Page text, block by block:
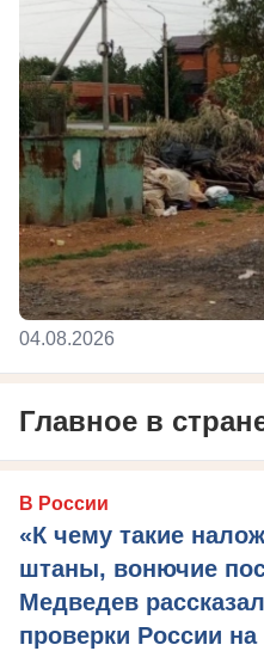
04.08.2026
Главное в
В России
«К чему такие
штаны, вонючие
Медведев
проверки России